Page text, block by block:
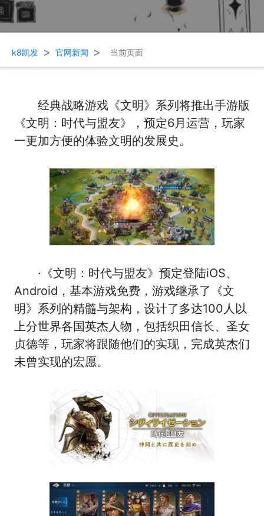
k8凯发 > 官网新闻 > 当前页面
经典战略游戏《文明》系列将推出手游版
《文明：时代与盟友》，预定6月运营，玩家
一更加方便的体验文明的发展史。
·《文明：时代与盟友》预定登陆iOS、
Android，基本游戏免费，游戏继承了《文
明》系列的精髓与架构，设计了多达100人以
上分世界各国英杰人物，包括织田信长、圣女
贞德等，玩家将跟随他们的实现，完成英杰们
未曾实现的宏愿。